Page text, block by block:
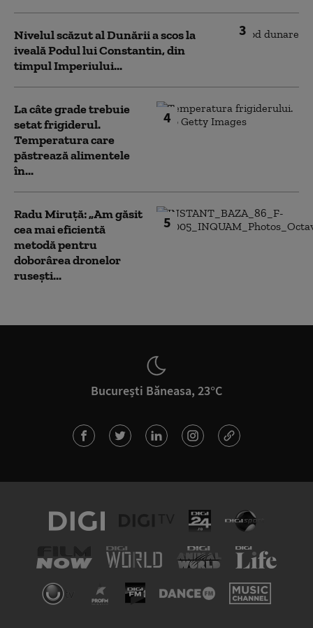
3
Nivelul scăzut al Dunării a scos la
iveală Podul lui Constantin, din
timpul Imperiului...
4
La câte grade trebuie
setat frigiderul.
Temperatura care
păstrează alimentele
în...
5
Radu Miruță: „Am găsit
cea mai eficientă
metodă pentru
doborârea dronelor
rusești...
București Băneasa, 23°C